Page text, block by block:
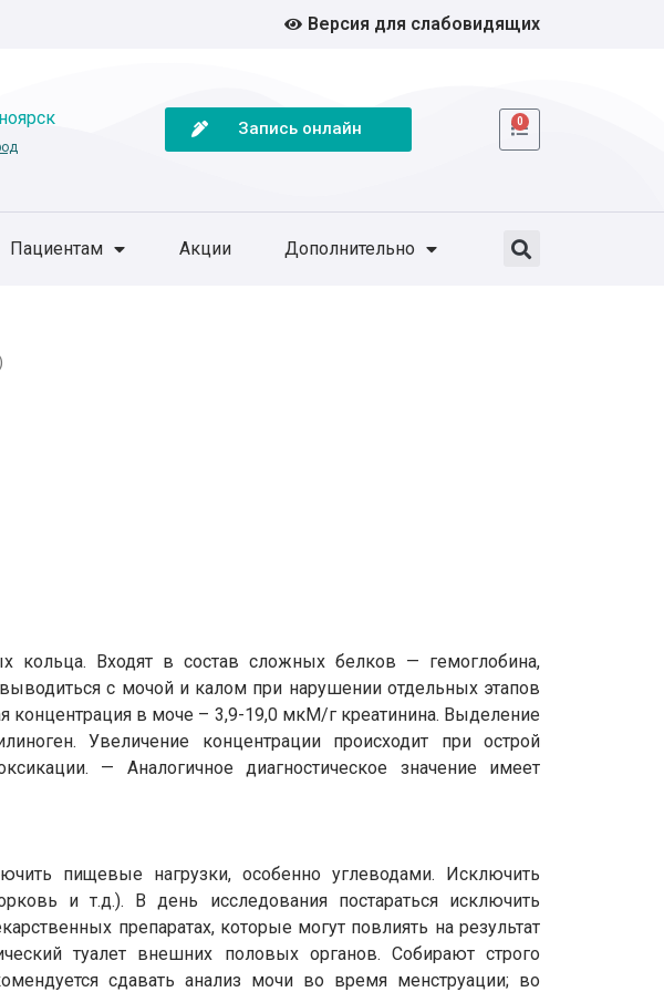
Версия для слабовидящих
Запись онлайн 0
Пациентам Акции Дополнительно
Входят в состав сложных белков — гемоглобина,
с мочой и калом при нарушении отдельных этапов
концентрация в моче – 3,9-19,0 мкМ/г креатинина. Выделение
Увеличение концентрации происходит при острой
— Аналогичное диагностическое значение имеет
пищевые нагрузки, особенно углеводами. Исключить
и т.д.). В день исследования постараться исключить
препаратах, которые могут повлиять на результат
туалет внешних половых органов. Собирают строго
сдавать анализ мочи во время менструации; во